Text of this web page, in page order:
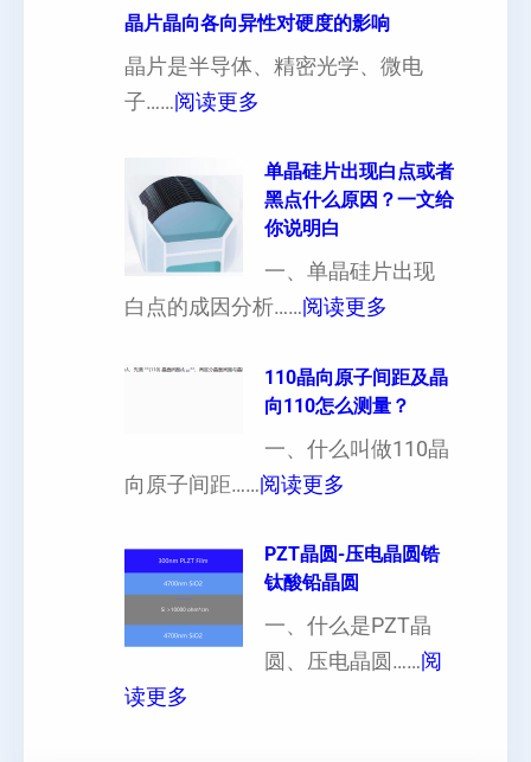
寸
超
厚
也
以
定
超
薄
硅
晶片晶向各向异性对硬度的影响
晶片是半导体、精密光学、微电
子……阅读更多
片
晶
向
各
向
性
对
硬
度
影
响
单晶硅片出现白点或者
黑点什么原因？一文给
你说明白
一、单晶硅片出现
白点的成因分析……阅读更多
晶
硅
片
白
或
者
110晶向原子间距及晶
向110怎么测量？
一、什么叫做110晶
向原子间距……阅读更多
1
0
晶
向
PZT晶圆-压电晶圆锆
钛酸铅晶圆
一、什么是PZT晶
圆、压电晶圆……阅
读更多